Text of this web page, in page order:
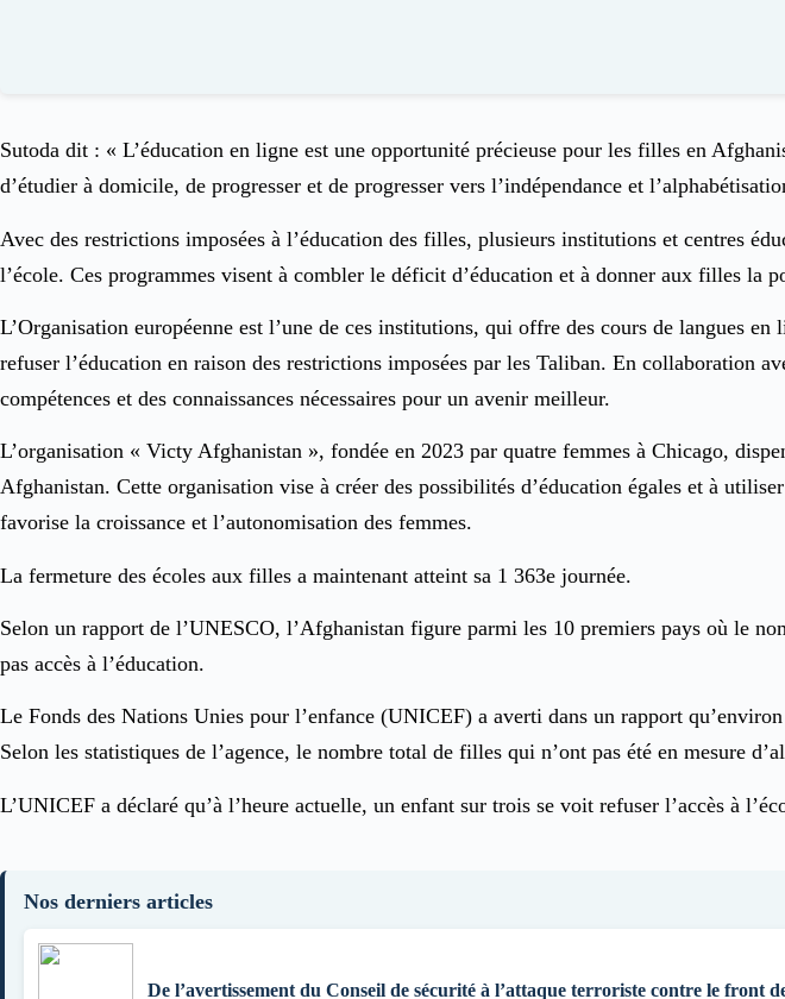
Sutoda dit : « L’éducation en ligne est une opportunité précieuse pour les filles en
d’étudier à domicile, de progresser et de progresser vers l’indépendance et
Avec des restrictions imposées à l’éducation des filles, plusieurs institutions et centres
l’école. Ces programmes visent à combler le déficit d’éducation et à donner aux filles la
L’Organisation européenne est l’une de ces institutions, qui offre des cours de langues
refuser l’éducation en raison des restrictions imposées par les Taliban. En collaboration
compétences et des connaissances nécessaires pour un avenir meilleur.
L’organisation « Victy Afghanistan », fondée en 2023 par quatre femmes à Chicago,
Afghanistan. Cette organisation vise à créer des possibilités d’éducation égales et à
favorise la croissance et l’autonomisation des femmes.
La fermeture des écoles aux filles a maintenant atteint sa 1 363e journée.
Selon un rapport de l’UNESCO, l’Afghanistan figure parmi les 10 premiers pays où le
pas accès à l’éducation.
Le Fonds des Nations Unies pour l’enfance (UNICEF) a averti dans un rapport
Selon les statistiques de l’agence, le nombre total de filles qui n’ont pas été en mesure
L’UNICEF a déclaré qu’à l’heure actuelle, un enfant sur trois se voit refuser l’accès à
Nos derniers articles
De l’avertissement du Conseil de sécurité à l’attaque terroriste contre le front